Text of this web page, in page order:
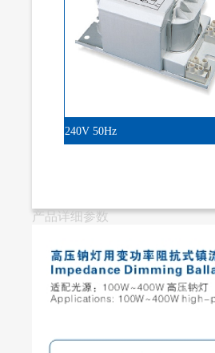
240V 50Hz
产品详细参数